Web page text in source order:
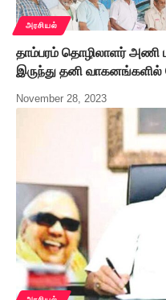
அரசியல்
தாம்பரம் தொழிலாளர் அணி
இருந்து தனி வாகனங்களில்
November 28, 2023